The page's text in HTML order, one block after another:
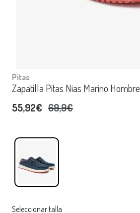
Pitas
Zapatilla Pitas Nias Marino Hombre
55,92€ 69,9€
Seleccionar talla